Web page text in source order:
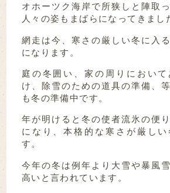
オホーツク海岸で所狭しと陣取
人々の姿もまばらになってきまし
網走は今、寒さの厳しい冬に入
になります。
庭の冬囲い、家の周りにおい
け、除雪のための道具の準備、
も冬の準備中です。
年が明けると冬の使者流氷の便
になり、本格的な寒さが厳しい
す。
今年の冬は例年より大雪や暴風
高いと言われています。